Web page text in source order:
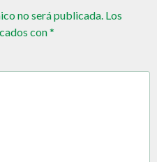
no será publicada. Los
con*